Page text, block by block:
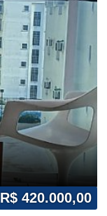
R$ 420.000,00